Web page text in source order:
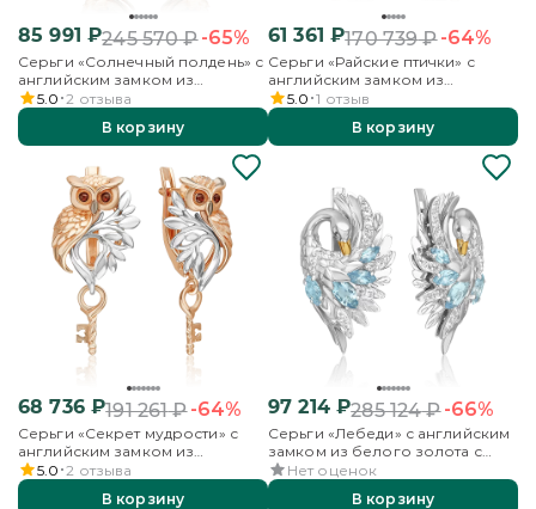
85 991 ₽245 570₽-65%
Серьги «Солнечный полдень» с
английским замком из
красного золота с
перламутром
5.0 2 отзыва
В корзину
61 361 ₽170 739₽-64%
Серьги «Райские птички» с
английским замком из
красного золота с фианитами
5.0 1 отзыв
В корзину
68 736₽191 261₽-64%
Серьги «Секрет мудрости» с
английским замком из
комбинированного золота
5.0 2 отзыва
В корзину
97 214₽285 124₽-66%
Серьги «Лебеди» с английским
замком из белого золота с
топазами и бесцветными
топазами
Нет оценок
В корзину